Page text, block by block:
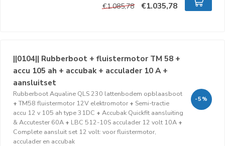
€1.085,78
€1.035,78
||0104|| Rubberboot + fluistermotor TM 58 +
accu 105 ah + accubak + acculader 10 A +
aansluitset
Rubberboot Aqualine QLS 230 lattenbodem opblaasboot
+ TM58 fluistermotor 12V elektromotor + Semi-tractie
accu 12 v 105 ah type 31DC + Accubak Quickfit aansluiting
& Accutester 60A + LBC 512-10S acculader 12 volt 10A +
Complete aansluit set 12 volt: voor fluistermotor,
acculader en accubak
-5%